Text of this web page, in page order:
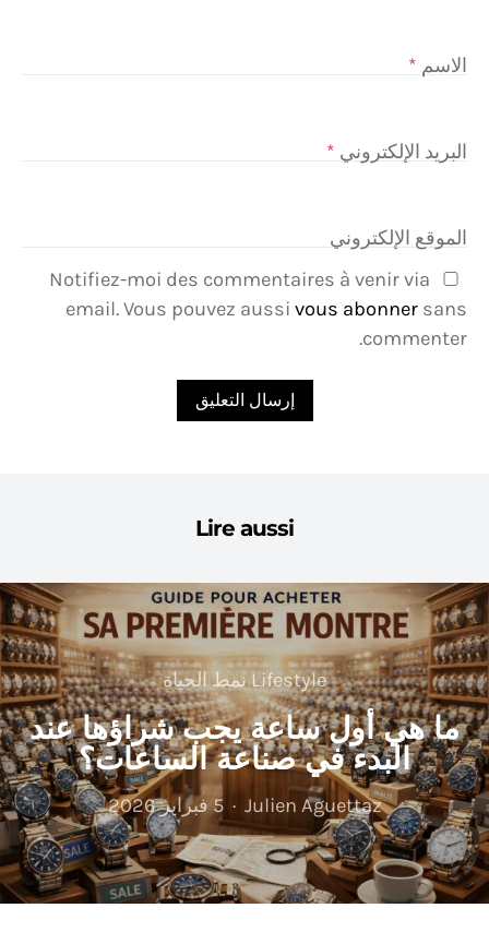
الاسم *
البريد الإلكتروني *
الموقع الإلكتروني
Notifiez-moi des commentaires à venir via
email. Vous pouvez aussi vous abonner sans
commenter.
Lire aussi
Lifestyle نمط الحياة
ما هي أول ساعة يجب شراؤها عند
البدء في صناعة الساعات؟
Julien Aguettaz 5 فبراير 2026